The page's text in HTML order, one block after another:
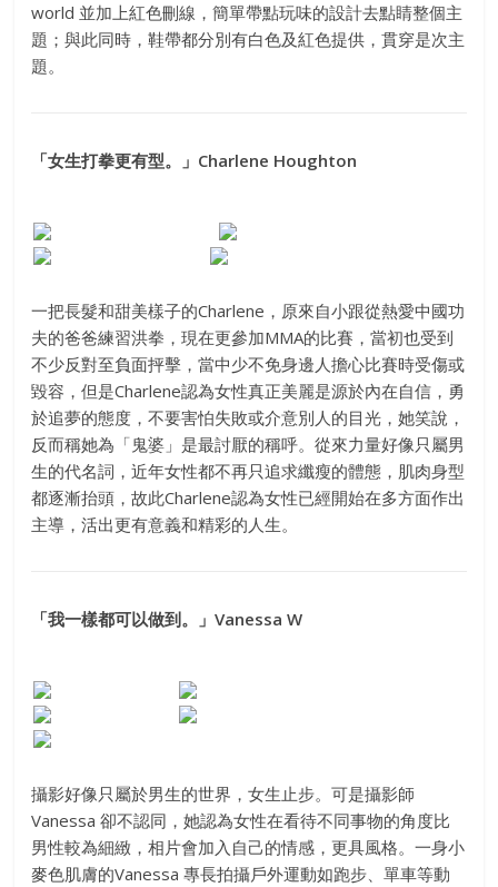
world 並加上紅色刪線，簡單帶點玩味的設計去點睛整個主
題；與此同時，鞋帶都分別有白色及紅色提供，貫穿是次主
題。
「女生打拳更有型。」Charlene Houghton
一把長髮和甜美樣子的Charlene，原來自小跟從熱愛中國功
夫的爸爸練習洪拳，現在更參加MMA的比賽，當初也受到
不少反對至負面抨擊，當中少不免身邊人擔心比賽時受傷或
毀容，但是Charlene認為女性真正美麗是源於內在自信，勇
於追夢的態度，不要害怕失敗或介意別人的目光，她笑說，
反而稱她為「鬼婆」是最討厭的稱呼。從來力量好像只屬男
生的代名詞，近年女性都不再只追求纖瘦的體態，肌肉身型
都逐漸抬頭，故此Charlene認為女性已經開始在多方面作出
主導，活出更有意義和精彩的人生。
「我一樣都可以做到。」Vanessa W
攝影好像只屬於男生的世界，女生止步。可是攝影師
Vanessa 卻不認同，她認為女性在看待不同事物的角度比
男性較為細緻，相片會加入自己的情感，更具風格。一身小
麥色肌膚的Vanessa 專長拍攝戶外運動如跑步、單車等動